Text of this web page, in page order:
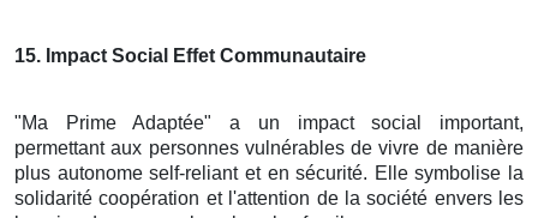
15. Impact Social Effet Communautaire
"Ma Prime Adaptée" a un impact social important,
permettant aux personnes vulnérables de vivre de manière
plus autonome self-reliant et en sécurité. Elle symbolise la
solidarité coopération et l'attention de la société envers les